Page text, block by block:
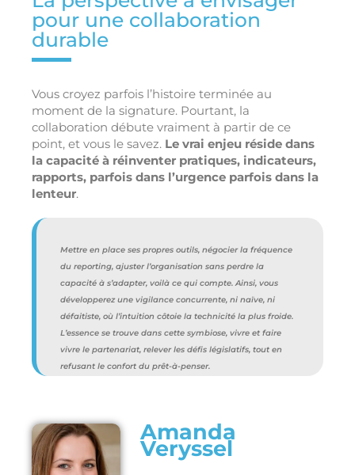
pour une collaboration
durable
Vous croyez parfois l’histoire terminée au
moment de la signature. Pourtant, la
collaboration débute vraiment à partir de ce
point, et vous le savez. Le vrai enjeu réside dans
la capacité à réinventer pratiques, indicateurs,
rapports, parfois dans l’urgence parfois dans la
lenteur.
Mettre en place ses propres outils, négocier la fréquence
du reporting, ajuster l’organisation sans perdre la
capacité à s’adapter, voilà ce qui compte. Ainsi, vous
développerez une vigilance concurrente, ni naïve, ni
défaitiste, où l’intuition côtoie la technicité la plus froide.
L’essence se trouve dans cette symbiose, vivre et faire
vivre le partenariat, relever les défis législatifs, tout en
refusant le confort du prêt-à-penser.
Amanda
Veryssel